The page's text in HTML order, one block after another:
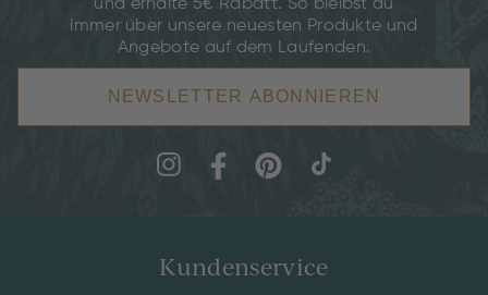
und erhalte 5€ Rabatt. So bleibst du
immer über unsere neuesten Produkte und
Angebote auf dem Laufenden.
NEWSLETTER ABONNIEREN
Kundenservice